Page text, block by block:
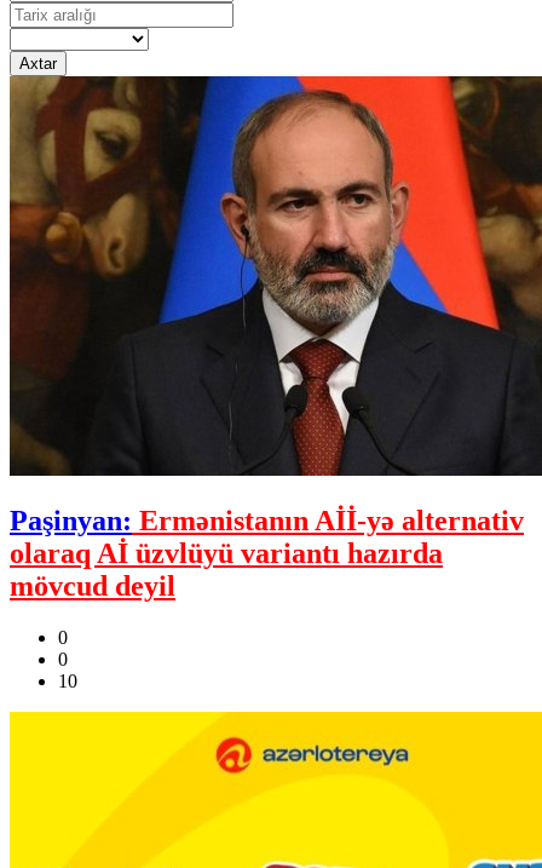
Axtar
Paşinyan: Ermənistanın Aİİ-yə alternativ
olaraq Aİ üzvlüyü variantı hazırda
mövcud deyil
0
0
10